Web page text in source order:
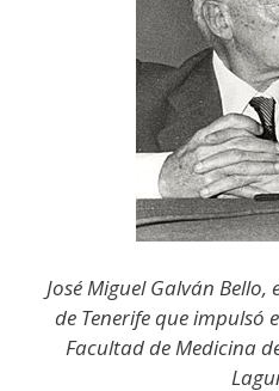
José Miguel Galván
de Tenerife que impulsó
Facultad de Medicina